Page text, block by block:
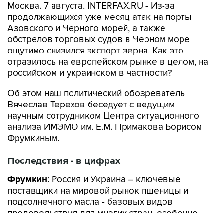
Москва. 7 августа. INTERFAX.RU - Из-за
продолжающихся уже месяц атак на порты
Азовского и Черного морей, а также
обстрелов торговых судов в Черном море
ощутимо снизился экспорт зерна. Как это
отразилось на европейском рынке в целом, на
российском и украинском в частности?
Об этом наш политический обозреватель
Вячеслав Терехов беседует с ведущим
научным сотрудником Центра ситуационного
анализа ИМЭМО им. Е.М. Примакова Борисом
Фрумкиным.
Последствия - в цифрах
Фрумкин: Россия и Украина – ключевые
поставщики на мировой рынок пшеницы и
подсолнечного масла - базовых видов